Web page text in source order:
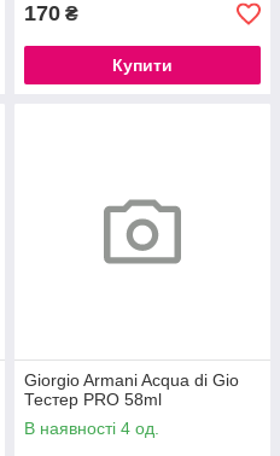
170 ₴
Купити
Giorgio Armani Acqua di Gio
Тестер PRO 58ml
В наявності 4 од.